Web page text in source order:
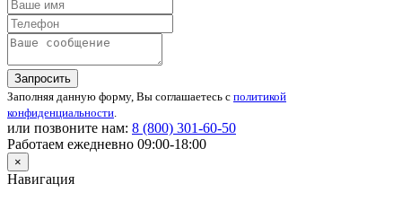
Запросить
Заполняя данную форму, Вы соглашаетесь с политикой
конфиденциальности.
или позвоните нам: 8 (800) 301-60-50
Работаем ежедневно 09:00-18:00
×
Навигация